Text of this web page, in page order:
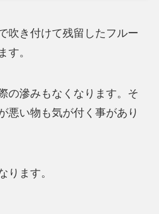
吹き付けて残留したフルー
す。
の滲みもなくなります。そ
悪い物も気が付く事があり
ります。